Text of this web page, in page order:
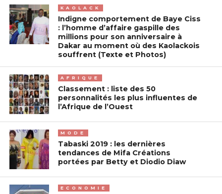
KAOLACK
Indigne comportement de Baye Ciss
: l’homme d’affaire gaspille des
millions pour son anniversaire à
Dakar au moment où des Kaolackois
souffrent (Texte et Photos)
AFRIQUE
Classement : liste des 50
personnalités les plus influentes de
l’Afrique de l’Ouest
MODE
Tabaski 2019 : les dernières
tendances de Mifa Créations
portées par Betty et Diodio Diaw
ECONOMIE